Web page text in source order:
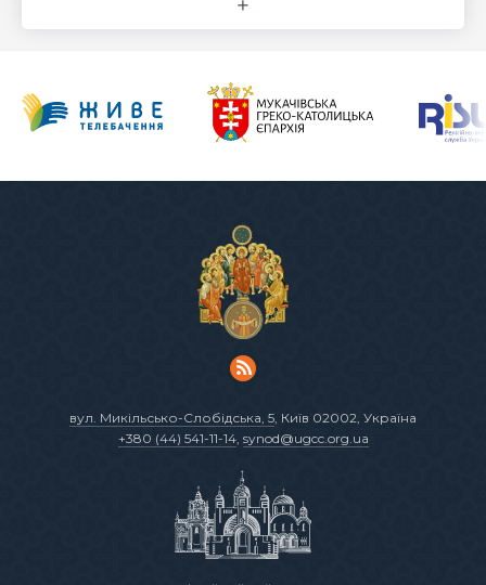
вул. Микільсько-Слобідська, 5 , Київ 02002, Україна
+380 (44) 541-11-14, synod@ugcc.org.ua